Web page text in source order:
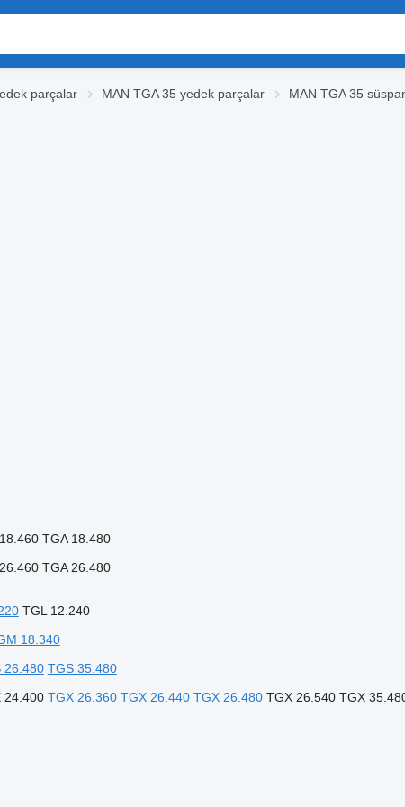
parçalar MAN TGA 35 yedek parçalar MAN TGA 35
TGA 18.480
TGA 26.480
TGL 12.240
18.340
26.480 TGS 35.480
24.400 TGX 26.360 TGX 26.440 TGX 26.480 TGX 26.540 TGX